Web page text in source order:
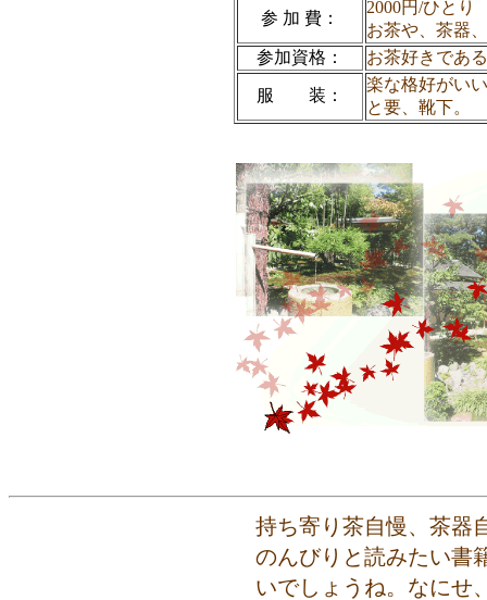
参 加 費：
2000円/ひとり
お茶や、茶器
参加資格：
お茶好きであ
服 装：
楽な格好がい
と要、靴下。
持ち寄り茶自慢、茶器
のんびりと読みたい書
いでしょうね。なにせ